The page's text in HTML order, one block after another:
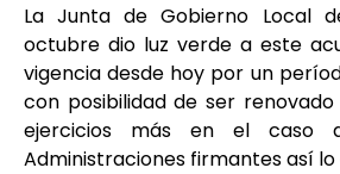
La Junta de Gobierno Local
octubre dio luz verde a este
vigencia desde hoy por un
con posibilidad de ser
ejercicios más en el caso
Administraciones firmantes así lo